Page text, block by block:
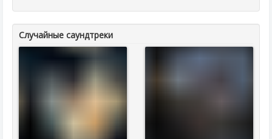
Случайные саундтреки